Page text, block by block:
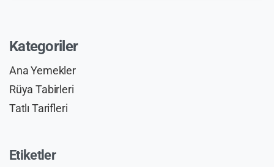
Kategoriler
Ana Yemekler
Rüya Tabirleri
Tatlı Tarifleri
Etiketler